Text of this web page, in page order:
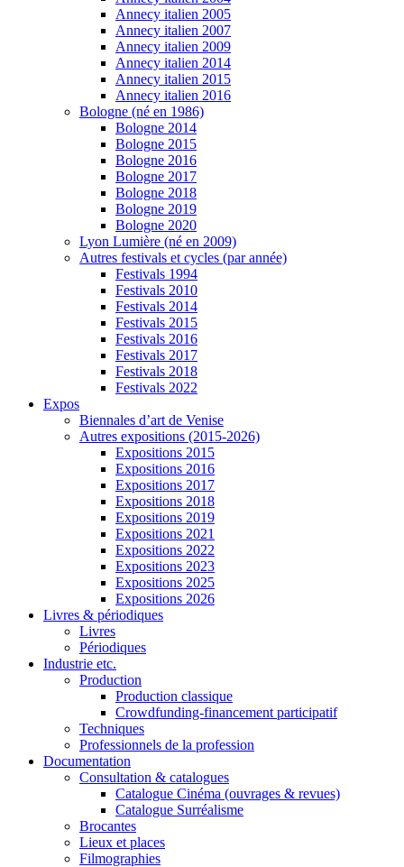
Annecy italien 2005
Annecy italien 2007
Annecy italien 2009
Annecy italien 2014
Annecy italien 2015
Annecy italien 2016
Bologne (né en 1986)
Bologne 2014
Bologne 2015
Bologne 2016
Bologne 2017
Bologne 2018
Bologne 2019
Bologne 2020
Lyon Lumière (né en 2009)
Autres festivals et cycles (par année)
Festivals 1994
Festivals 2010
Festivals 2014
Festivals 2015
Festivals 2016
Festivals 2017
Festivals 2018
Festivals 2022
Expos
Biennales d’art de Venise
Autres expositions (2015-2026)
Expositions 2015
Expositions 2016
Expositions 2017
Expositions 2018
Expositions 2019
Expositions 2021
Expositions 2022
Expositions 2023
Expositions 2025
Expositions 2026
Livres & périodiques
Livres
Périodiques
Industrie etc.
Production
Production classique
Crowdfunding-financement participatif
Techniques
Professionnels de la profession
Documentation
Consultation & catalogues
Catalogue Cinéma (ouvrages & revues)
Catalogue Surréalisme
Brocantes
Lieux et places
Filmographies